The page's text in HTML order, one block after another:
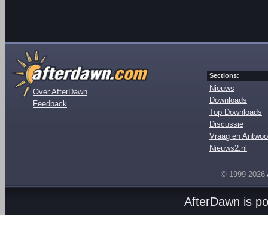
Over AfterDawn
Feedback
Sections:
Nieuws
Downloads
Top Downloads
Discussie
Vraag en
Nieuws2.nl
© 1999-2026
AfterDawn is